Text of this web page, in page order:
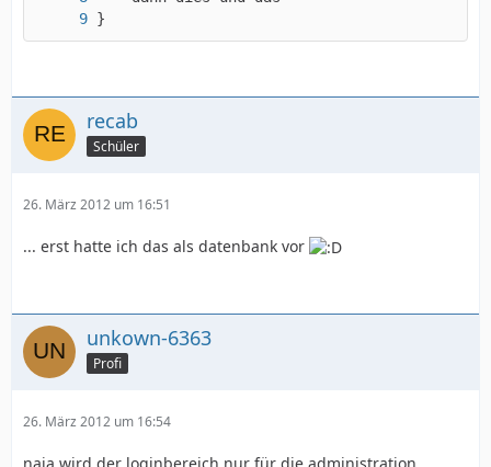
}
recab
Schüler
26. März 2012 um 16:51
... erst hatte ich das als datenbank vor
unkown-6363
Profi
26. März 2012 um 16:54